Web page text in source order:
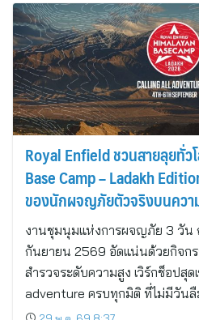
Royal Enfield ชวนสายลุยทั่ว
Base Camp – Ladakh
ของนักผจญภัยตัวจริงบนคว
งานชุมนุมแห่งการผจญภัย 3 วัน
กันยายน 2569 อัดแน่นด้วยกิจก
สำรวจระดับความสูง เวิร์กช็อปสุ
adventure ครบทุกมิติ ที่ไม่มีวัน